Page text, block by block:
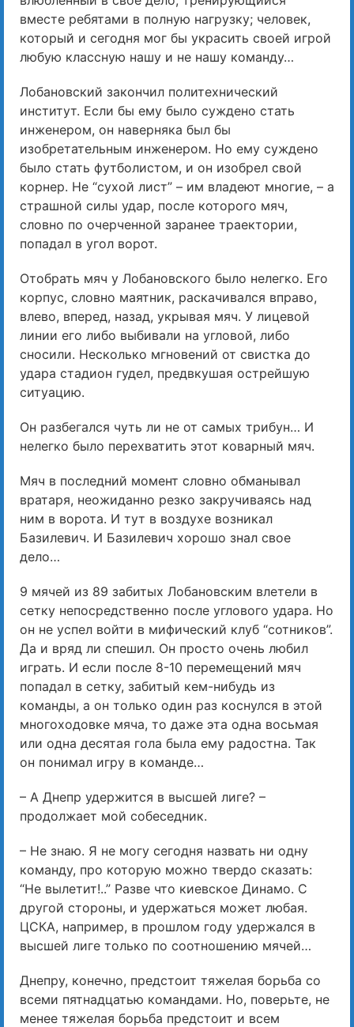
вместе ребятами в полную нагрузку; человек,
который и сегодня мог бы украсить своей игрой
любую классную нашу и не нашу команду…
Лобановский закончил политехнический
институт. Если бы ему было суждено стать
инженером, он наверняка был бы
изобретательным инженером. Но ему суждено
было стать футболистом, и он изобрел свой
корнер. Не “сухой лист” – им владеют многие, – а
страшной силы удар, после которого мяч,
словно по очерченной заранее траектории,
попадал в угол ворот.
Отобрать мяч у Лобановского было нелегко. Его
корпус, словно маятник, раскачивался вправо,
влево, вперед, назад, укрывая мяч. У лицевой
линии его либо выбивали на угловой, либо
сносили. Несколько мгновений от свистка до
удара стадион гудел, предвкушая острейшую
ситуацию.
Он разбегался чуть ли не от самых трибун… И
нелегко было перехватить этот коварный мяч.
Мяч в последний момент словно обманывал
вратаря, неожиданно резко закручиваясь над
ним в ворота. И тут в воздухе возникал
Базилевич. И Базилевич хорошо знал свое
дело…
9 мячей из 89 забитых Лобановским влетели в
сетку непосредственно после углового удара. Но
он не успел войти в мифический клуб “сотников”.
Да и вряд ли спешил. Он просто очень любил
играть. И если после 8-10 перемещений мяч
попадал в сетку, забитый кем-нибудь из
команды, а он только один раз коснулся в этой
многоходовке мяча, то даже эта одна восьмая
или одна десятая гола была ему радостна. Так
он понимал игру в команде…
– А Днепр удержится в высшей лиге? –
продолжает мой собеседник.
– Не знаю. Я не могу сегодня назвать ни одну
команду, про которую можно твердо сказать:
“Не вылетит!..” Разве что киевское Динамо. С
другой стороны, и удержаться может любая.
ЦСКА, например, в прошлом году удержался в
высшей лиге только по соотношению мячей…
Днепру, конечно, предстоит тяжелая борьба со
всеми пятнадцатью командами. Но, поверьте, не
менее тяжелая борьба предстоит и всем